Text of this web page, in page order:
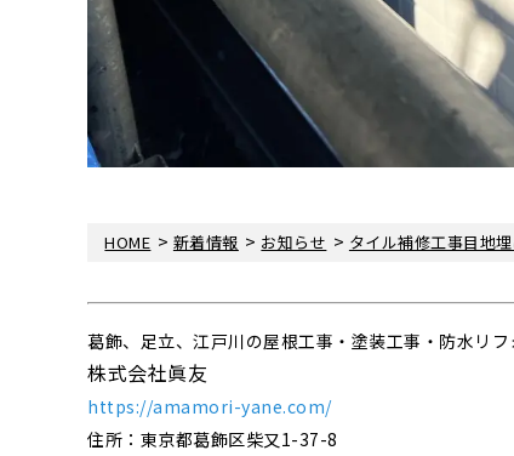
HOME > 新着情報 > お知らせ > タイル補修工事目地
葛飾、足立、江戸川の屋根工事・塗装工事・防水リ
株式会社眞友
https://amamori-yane.com/
住所：東京都葛飾区柴又1-37-8